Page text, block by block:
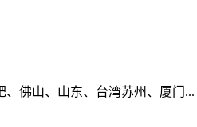
佛山、山东、台湾苏州、厦门...